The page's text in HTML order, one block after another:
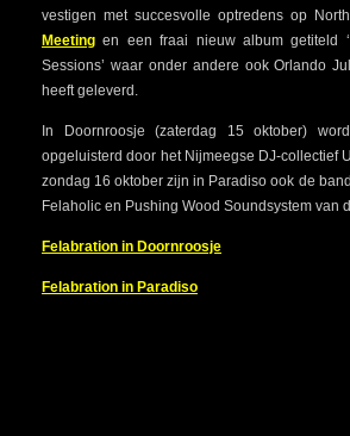
vestigen met succesvolle optredens op
Meeting en een fraai nieuw album getiteld
Sessions’ waar onder andere ook Orlando
heeft geleverd.
In Doornroosje (zaterdag 15 oktober)
opgeluisterd door het Nijmeegse DJ-collectief
zondag 16 oktober zijn in Paradiso ook de
Felaholic en Pushing Wood Soundsystem van
Felabration in Doornroosje
Felabration in Paradiso